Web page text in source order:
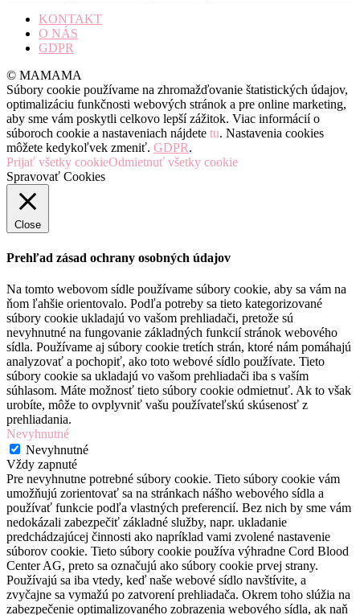
KONTAKT
O NÁS
GDPR
© MAMAMA
Súbory cookie používame na zhromažďovanie štatistických údajov,
optimalizáciu funkčnosti webových stránok a pre online marketing,
aby sme vám poskytli celkovo lepší zážitok. Viac informácií o
súboroch cookie a nastaveniach nájdete tu. Nastavenia cookies
môžete kedykoľvek zmeniť. GDPR.
Prijať všetky cookieOdmietnuť všetky cookie
Spravovať Cookies
Close
Prehľad zásad ochrany osobných údajov
Na tomto webovom sídle používame súbory cookie, aby sa vám na
ňom ľahšie orientovalo. Podľa potreby sa tieto kategorizované
súbory cookie ukladajú vo vašom prehliadači, pretože sú
nevyhnutné na fungovanie základných funkcií stránok webového
sídla. Používame aj súbory cookie tretích strán, ktoré nám pomáhajú
analyzovať a pochopiť, ako toto webové sídlo používate. Tieto
súbory cookie sa ukladajú vo vašom prehliadači iba s vaším
súhlasom. Máte možnosť tieto súbory cookie odmietnuť. Ak to však
urobíte, môže to ovplyvniť vašu používateľskú skúsenosť z
prehliadania.
Nevyhnutné
Nevyhnutné
Vždy zapnuté
Pre nevyhnutne potrebné súbory cookie. Tieto súbory cookie vám
umožňujú zorientovať sa na stránkach nášho webového sídla a
používať funkcie podľa vlastných preferencií. Bez nich by sme vám
nedokázali zabezpečiť základné služby, napr. ukladanie
predchádzajúcej činnosti ako napríklad vami zvolené nastavenie
súborov cookie. Tieto súbory cookie používa výhradne Cord Blood
Center AG, preto sa označujú ako súbory cookie prvej strany.
Používajú sa iba vtedy, keď naše webové sídlo navštívite, a
zvyčajne sa vymažú po zatvorení prehliadača. Okrem toho slúžia na
zabezpečenie optimalizovaného zobrazenia webového sídla, ak naň